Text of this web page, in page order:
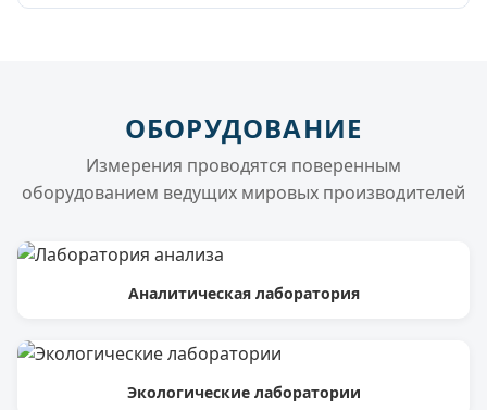
ОБОРУДОВАНИЕ
Измерения проводятся поверенным
оборудованием ведущих мировых производителей
Аналитическая лаборатория
Экологические лаборатории